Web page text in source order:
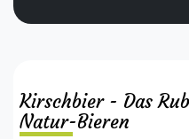
Kirschbier - Das
Natur-Bieren